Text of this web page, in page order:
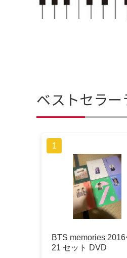
ベストセラ
BTS memories
21 セット DVD